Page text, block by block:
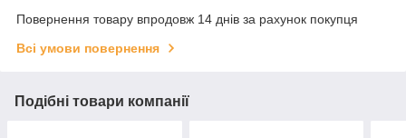
Повернення товару впродовж 14 днів за рахунок покупця
Всі умови повернення
Подібні товари компанії